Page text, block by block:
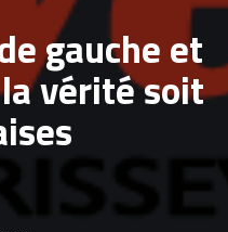
gauche et
vérité soit